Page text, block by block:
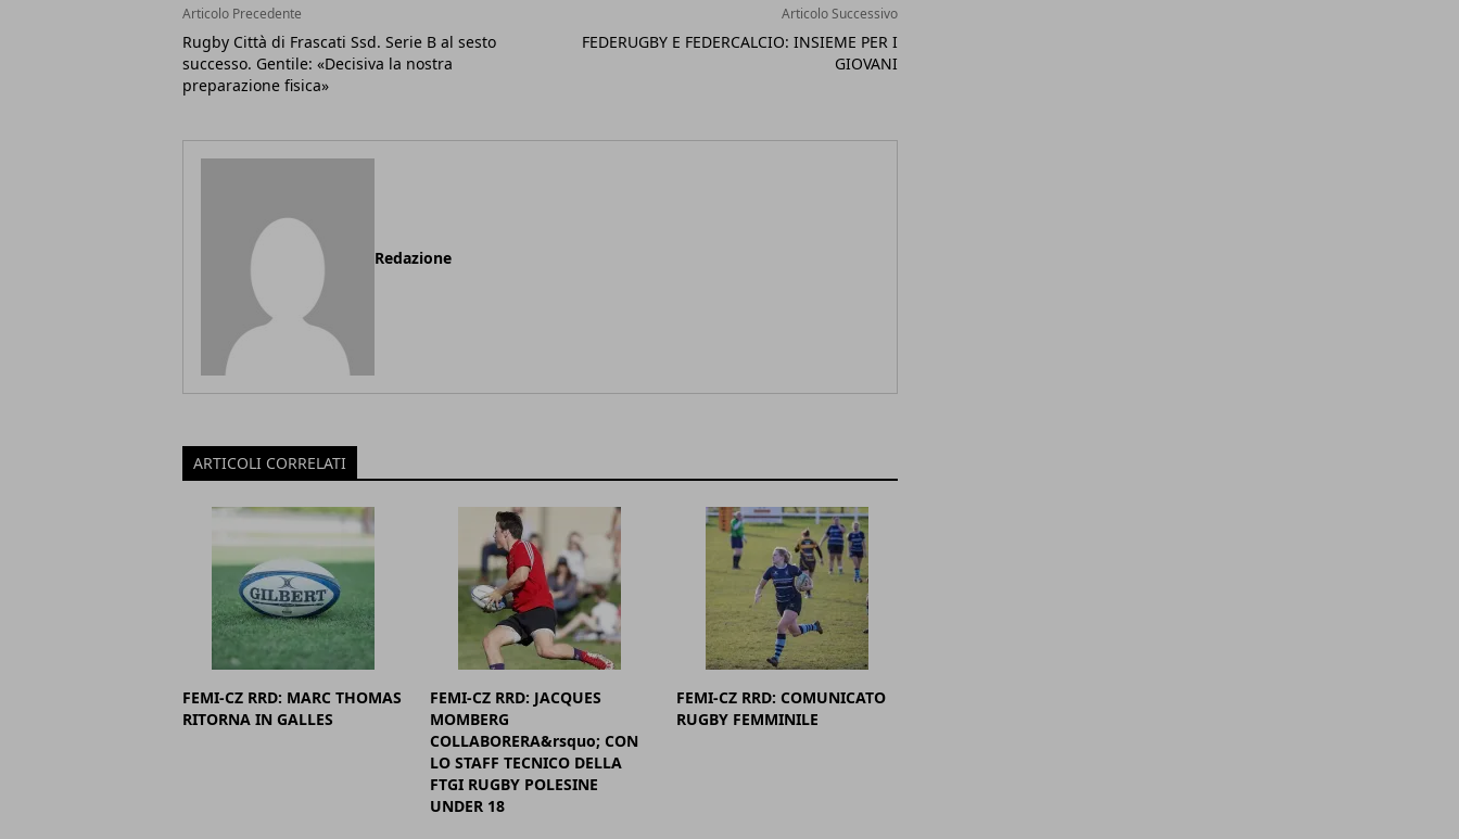
Articolo Precedente
Rugby Città di Frascati Ssd. Serie B al sesto
successo. Gentile: «Decisiva la nostra
preparazione fisica»
Articolo Successivo
FEDERUGBY E FEDERCALCIO: INSIEME PER I
GIOVANI
Redazione
ARTICOLI CORRELATI
FEMI-CZ RRD: MARC THOMAS
RITORNA IN GALLES
FEMI-CZ RRD: JACQUES
MOMBERG
COLLABORERA&rsquo; CON
LO STAFF TECNICO DELLA
FTGI RUGBY POLESINE
UNDER 18
FEMI-CZ RRD: COMUNICATO
RUGBY FEMMINILE